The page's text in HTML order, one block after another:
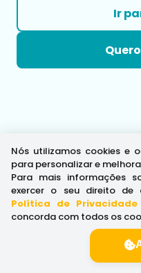
Ir
Nós utilizamos cookies e
para personalizar e
Para mais informações
exercer o seu direito de
Política de Privacidade.
concorda com todos os